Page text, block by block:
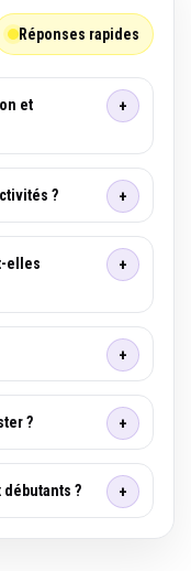
Réponses rapides
et
?
elles
?
?